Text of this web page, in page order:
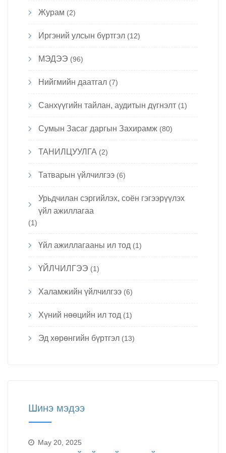
Журам (2)
Иргэний улсын бүртгэл (12)
МЭДЭЭ (96)
Нийгмийн даатгал (7)
Санхүүгийн тайлан, аудитын дүгнэлт (1)
Сумын Засаг даргын Захирамж (80)
ТАНИЛЦУУЛГА (2)
Татварын үйлчилгээ (6)
Урьдчилан сэргийлэх, соён гэгээрүүлэх
үйл ажиллагаа
(1)
Үйл ажиллагааны ил тод (1)
ҮЙЛЧИЛГЭЭ (1)
Халамжийн үйлчилгээ (6)
Хүний нөөцийн ил тод (1)
Эд хөрөнгийн бүртгэл (13)
Шинэ мэдээ
May 20, 2025